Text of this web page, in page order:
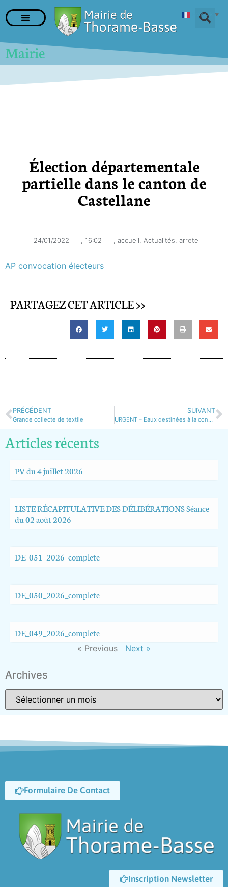
Mairie
Élection départementale
partielle dans le canton de
Castellane
24/01/2022 , 16:02 , accueil, Actualités, arrete
AP convocation électeurs
PARTAGEZ CET ARTICLE >>
PRÉCÉDENT
Grande collecte de textile
SUIVANT
URGENT – Eaux destinées à la consommation humaine – Dépassement Référence – 2408 – THORAME-BASSE – PSV 1111 – LIEU DIT LA VALETTE – PLV du 20/01/2022
Articles récents
PV du 4 juillet 2026
LISTE RÉCAPITULATIVE DES DÉLIBÉRATIONS Séance
du 02 août 2026
DE_051_2026_complete
DE_050_2026_complete
DE_049_2026_complete
« Previous Next »
Archives
Formulaire De Contact
Inscription Newsletter
Français ▼